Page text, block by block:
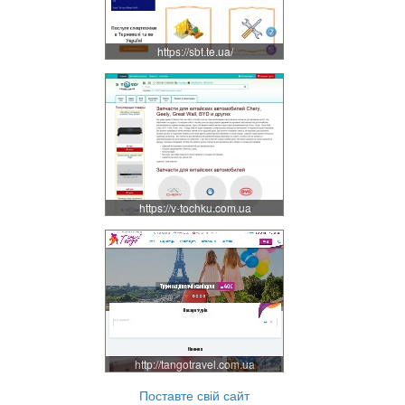
https://sbt.te.ua/
https://v-tochku.com.ua
http://tangotravel.com.ua
Поставте свій сайт